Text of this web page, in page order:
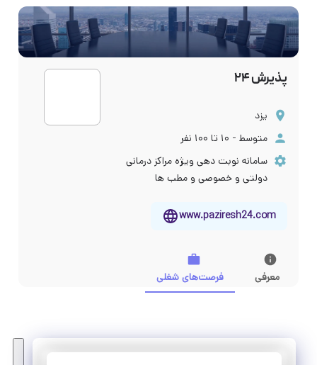
پذیرش 24
یزد
متوسط - ۱۰ تا ۱۰۰ نفر
سامانه نوبت دهی ویژه مراکز درمانی
دولتی و خصوصی و مطب ها
www.paziresh24.com
معرفی فرصت‌های شغلی